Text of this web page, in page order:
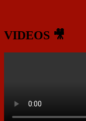
VIDEOS 🎥